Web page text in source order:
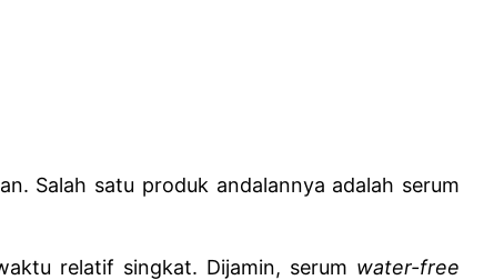
Salah satu produk andalannya adalah serum
relatif singkat. Dijamin, serum water-free